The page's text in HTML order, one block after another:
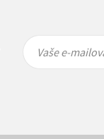
Vaše e-
mailová
Vaše e-
mailová
Vaše e-